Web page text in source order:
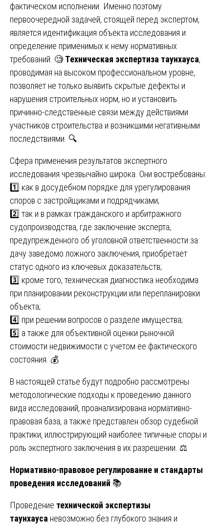
фактическом исполнении. Именно поэтому
первоочередной задачей, стоящей перед экспертом,
является идентификация объекта исследования и
определение применимых к нему нормативных
требований. 🧐 Техническая экспертиза таунхауса,
проводимая на высоком профессиональном уровне,
позволяет не только выявить скрытые дефекты и
нарушения строительных норм, но и установить
причинно-следственные связи между действиями
участников строительства и возникшими негативными
последствиями. 🔍
Сфера применения результатов экспертного
исследования чрезвычайно широка. Они востребованы:
1️⃣ как в досудебном порядке для урегулирования
споров с застройщиками и подрядчиками;
2️⃣ так и в рамках гражданского и арбитражного
судопроизводства, где заключение эксперта,
предупрежденного об уголовной ответственности за
дачу заведомо ложного заключения, приобретает
статус одного из ключевых доказательств;
3️⃣ кроме того, техническая диагностика необходима
при планировании реконструкции или перепланировки
объекта;
4️⃣ при решении вопросов о разделе имущества;
5️⃣ а также для объективной оценки рыночной
стоимости недвижимости с учетом ее фактического
состояния. 💰
В настоящей статье будут подробно рассмотрены
методологические подходы к проведению данного
вида исследований, проанализирована нормативно-
правовая база, а также представлен обзор судебной
практики, иллюстрирующий наиболее типичные споры и
роль экспертного заключения в их разрешении. ⚖️
Нормативно-правовое регулирование и стандарты
проведения исследований 📚
Проведение технической экспертизы
таунхауса невозможно без глубокого знания и